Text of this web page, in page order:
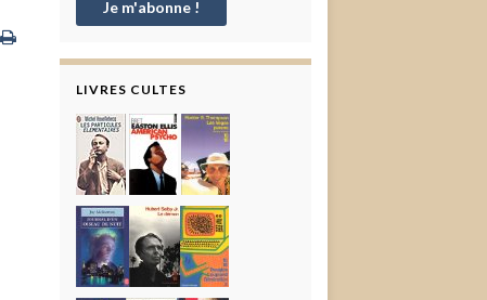
LIVRES CULTES